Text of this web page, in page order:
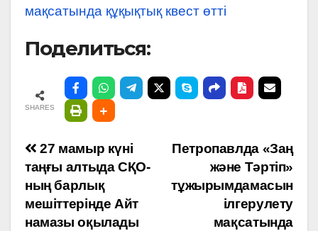
мақсатында құқықтық квест өтті
Поделиться:
SHARES
Навигация
по
записям
Петропавлда «Заң
және Тәртіп»
тұжырымдамасын
ілгерулету
мақсатында
27 мамыр күні
таңғы алтыда СҚО-
ның барлық
мешіттерінде Айт
намазы оқылады